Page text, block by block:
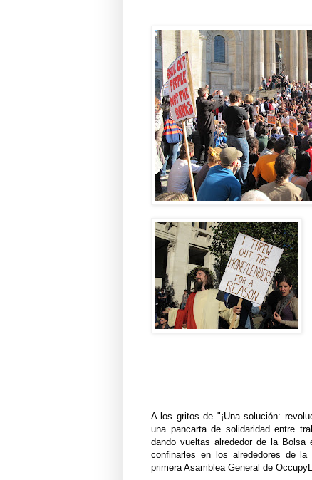
A los gritos de "¡Una solución:
una pancarta de solidaridad entre
dando vueltas alrededor de la
confinarles en los alrededores de
primera Asamblea General de